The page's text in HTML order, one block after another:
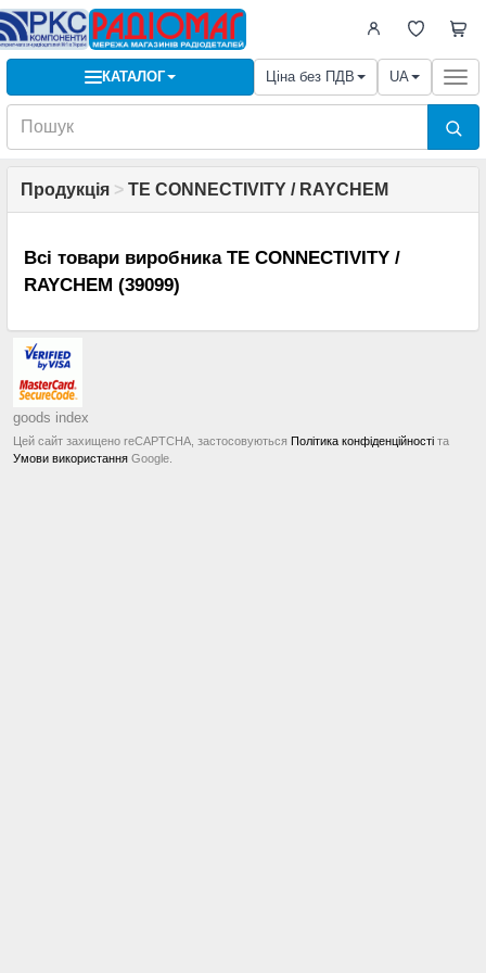
КАТАЛОГ Ціна без ПДВ UA
Продукція > TE CONNECTIVITY / RAYCHEM
Всі товари виробника TE CONNECTIVITY /
RAYCHEM (39099)
goods index
Цей сайт захищено reCAPTCHA, застосовуються Політика конфіденційності та
Умови використання Google.